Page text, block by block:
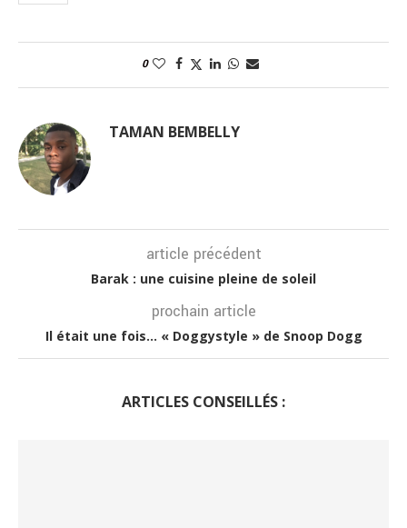
0
TAMAN BEMBELLY
article précédent
Barak : une cuisine pleine de soleil
prochain article
Il était une fois… « Doggystyle » de Snoop Dogg
ARTICLES CONSEILLÉS :